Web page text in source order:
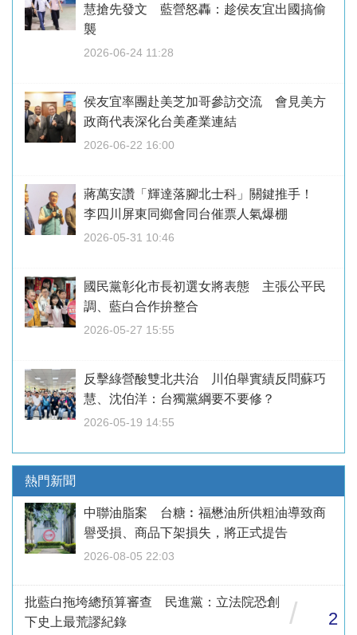
慧搶先發文 藍營怒轟：趁侯友宜出國搞偷
襲
2026-06-24 11:28
侯友宜率團赴美芝加哥參訪交流 會見美方
政商代表深化台美產業連結
2026-06-22 16:00
蔣萬安讚「輝達落腳北士科」關鍵推手！
李四川屏東同鄉會同台催票人氣爆棚
2026-05-31 10:46
國民黨彰化市長初選女將表態 主張公平民
調、藍白合作拚整合
2026-05-27 15:55
反擊綠營酸雙北共治 川伯舉實績反問蘇巧
慧、沈伯洋：台獨黨綱要不要修？
2026-05-19 14:55
熱門新聞
中聯油脂案 台糖︰福懋油所供粗油導致商
譽受損、商品下架損失，將正式提告
2026-08-05 22:03
批藍白拖垮總預算審查 民進黨：立法院恐創
下史上最荒謬紀錄
/ 2